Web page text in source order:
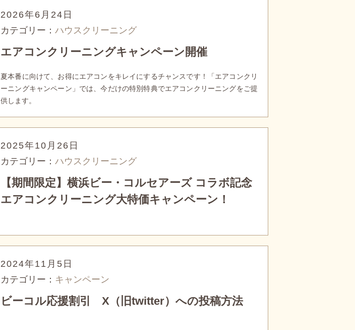
2026年6月24日
カテゴリー： ハウスクリーニング
エアコンクリーニングキャンペーン開催
夏本番に向けて、お得にエアコンをキレイにするチャンスです！「エアコンクリ
ーニングキャンペーン」では、今だけの特別特典でエアコンクリーニングをご提
供します。
2025年10月26日
カテゴリー： ハウスクリーニング
【期間限定】横浜ビー・コルセアーズ コラボ記念
エアコンクリーニング大特価キャンペーン！
2024年11月5日
カテゴリー： キャンペーン
ビーコル応援割引 X（旧twitter）への投稿方法